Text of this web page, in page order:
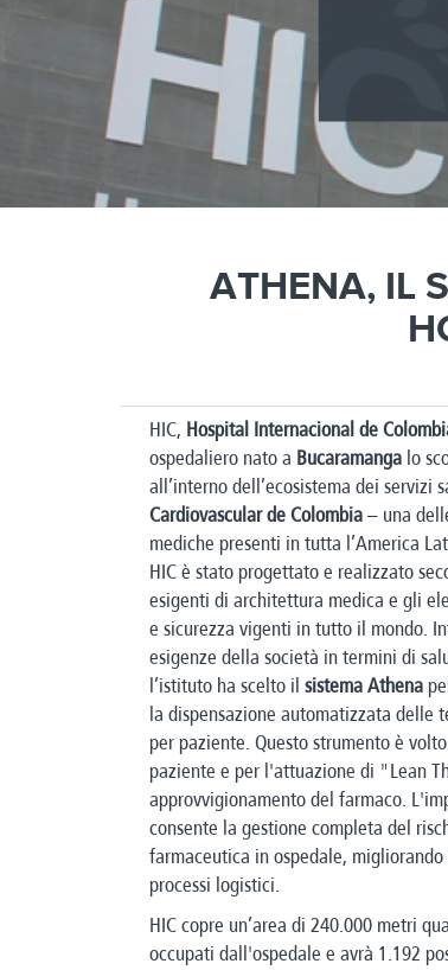
ATHENA, IL
HIC, Hospital Internacional de
ospedaliero nato a Bucaramanga lo
all’interno dell’ecosistema dei servizi
Cardiovascular de Colombia – una
mediche presenti in tutta l’America
HIC è stato progettato e realizzato
esigenti di architettura medica e gli
e sicurezza vigenti in tutto il mondo.
esigenze della società in termini di
l’istituto ha scelto il sistema Athena
la dispensazione automatizzata delle
per paziente. Questo strumento è
paziente e per l'attuazione di "Lean
approvvigionamento del farmaco.
consente la gestione completa del
farmaceutica in ospedale, migliorando
processi logistici.
HIC copre un’area di 240.000 metri
occupati dall'ospedale e avrà 1.192